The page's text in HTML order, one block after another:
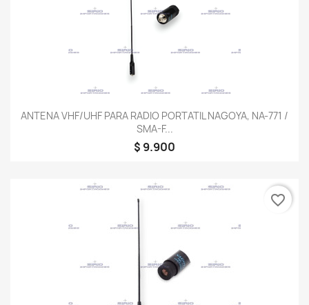
ANTENA VHF/UHF PARA RADIO PORTATIL NAGOYA, NA-771 /
SMA-F...
$ 9.900
favorite_border